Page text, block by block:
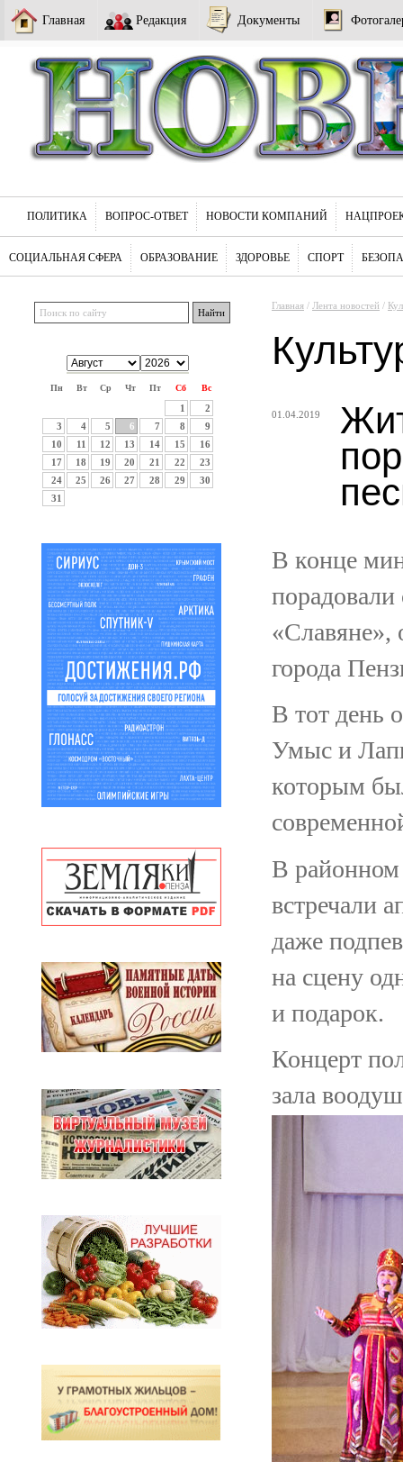
Главная Редакция Документы
ПОЛИТИКА ВОПРОС-ОТВЕТ НОВОСТИ КОМПАНИЙ
СОЦИАЛЬНАЯ СФЕРА ОБРАЗОВАНИЕ ЗДОРОВЬЕ СПОРТ
Пн Вт Ср Чт Пт Сб Вс
1
2
3
4 5 6 7 8
9
10
11 12 13 14 15
16
17
18 19 20 21 22
23
24
25 26 27 28 29
30
31
Главная / Лента новостей /
01.04.2019
В конце
«Славяне»,
города
В тот день
Умыс и
которым
В районном
встречали
даже
на сцену
и подарок.
Концерт
зала